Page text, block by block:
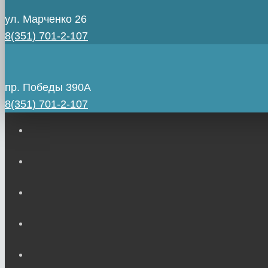
ул. Марченко 26
8(351) 701-2-107
пр. Победы 390А
8(351) 701-2-107